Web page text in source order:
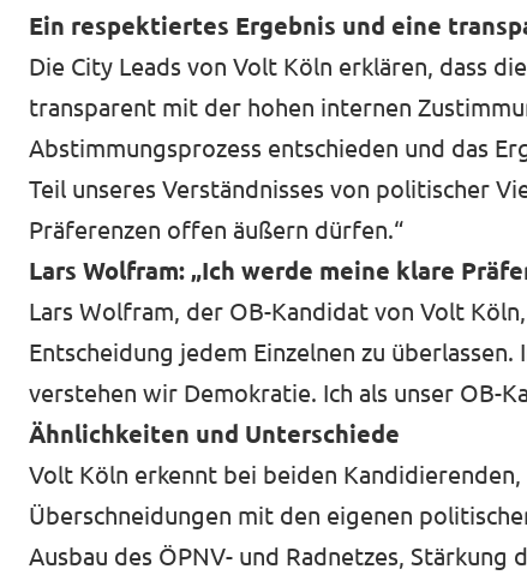
Ein respektiertes Ergebnis und eine
Die City Leads von Volt Köln erklären, dass
transparent mit der hohen internen
Abstimmungsprozess entschieden und das
Teil unseres Verständnisses von politischer
Präferenzen offen äußern dürfen.“
Lars Wolfram: „Ich werde meine klare
Lars Wolfram, der OB-Kandidat von Volt
Entscheidung jedem Einzelnen zu
verstehen wir Demokratie. Ich als unser OB-
Ähnlichkeiten und Unterschiede
Volt Köln erkennt bei beiden Kandidierenden,
Überschneidungen mit den eigenen
Ausbau des ÖPNV- und Radnetzes,